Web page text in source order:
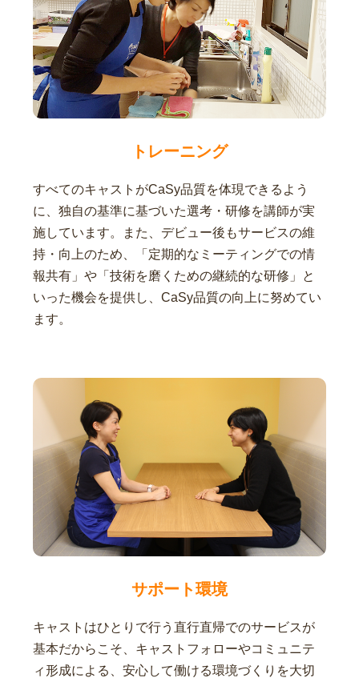
トレーニング
すべてのキャストがCaSy品質を体現できるよう
に、独自の基準に基づいた選考・研修を講師が実
施しています。また、デビュー後もサービスの維
持・向上のため、「定期的なミーティングでの情
報共有」や「技術を磨くための継続的な研修」と
いった機会を提供し、CaSy品質の向上に努めてい
ます。
サポート環境
キャストはひとりで行う直行直帰でのサービスが
基本だからこそ、キャストフォローやコミュニテ
ィ形成による、安心して働ける環境づくりを大切